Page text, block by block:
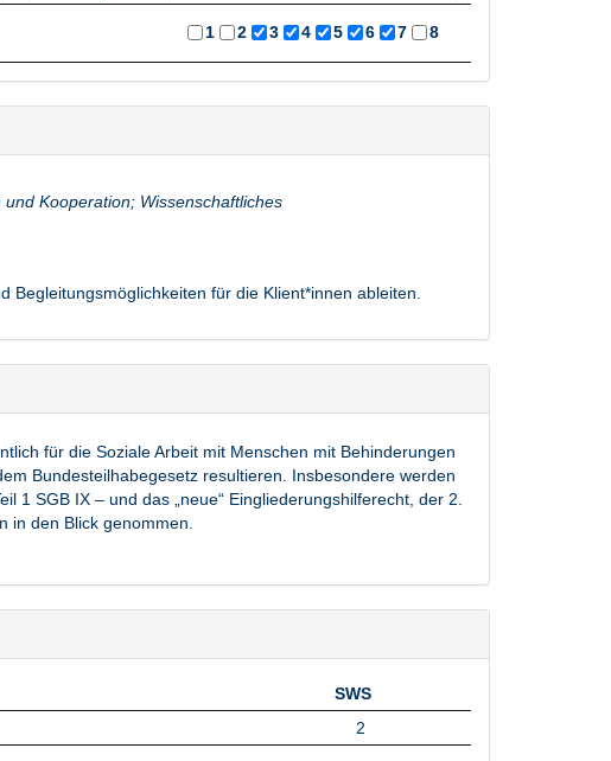
1 2 3 4 5 6 7 8
Kooperation; Wissenschaftliches
für die Klient*innen ableiten.
für die Soziale Arbeit mit Menschen mit Behinderungen
Bundesteilhabegesetz resultieren. Insbesondere werden
1 SGB IX – und das „neue“ Eingliederungshilferecht, der 2.
in den Blick genommen.
SWS
SWS
2